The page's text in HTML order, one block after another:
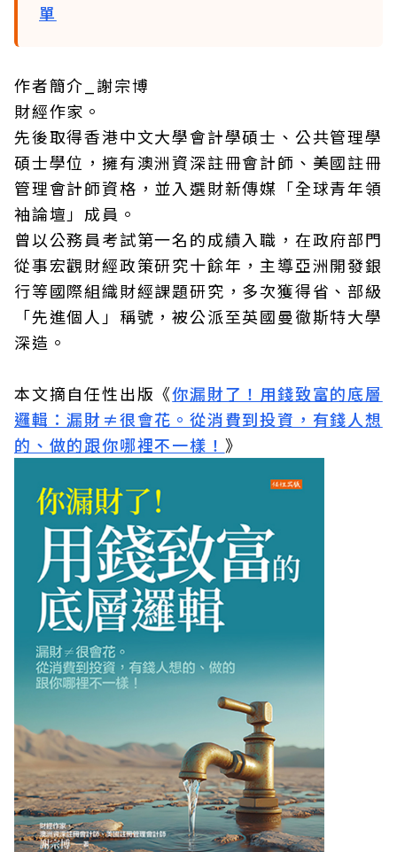
單
作者簡介_謝宗博
財經作家。
先後取得香港中文大學會計學碩士、公共管理學
碩士學位，擁有澳洲資深註冊會計師、美國註冊
管理會計師資格，並入選財新傳媒「全球青年領
袖論壇」成員。
曾以公務員考試第一名的成績入職，在政府部門
從事宏觀財經政策研究十餘年，主導亞洲開發銀
行等國際組織財經課題研究，多次獲得省、部級
「先進個人」稱號，被公派至英國曼徹斯特大學
深造。
本文摘自任性出版《你漏財了！用錢致富的底層
邏輯：漏財≠很會花。從消費到投資，有錢人想
的、做的跟你哪裡不一樣！ 》